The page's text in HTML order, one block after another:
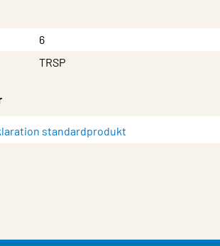
6
TRSP
standardprodukt